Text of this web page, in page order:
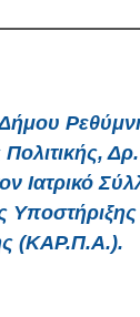
Ιατρικό
(ΚΑΡ.Π.Α.).